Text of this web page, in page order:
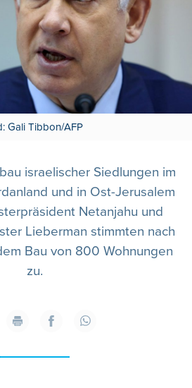
Gali Tibbon/AFP
israelischer Siedlungen im
und in Ost-Jerusalem
Netanjahu und
Lieberman stimmten nach
Bau von 800 Wohnungen
zu.